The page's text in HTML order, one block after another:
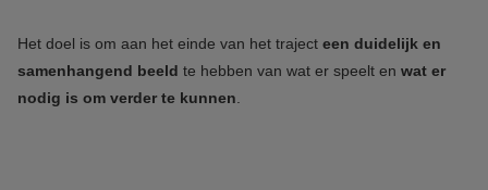
Het doel is om aan het einde van het traject een duidelijk en
samenhangend beeld te hebben van wat er speelt en wat er
nodig is om verder te kunnen